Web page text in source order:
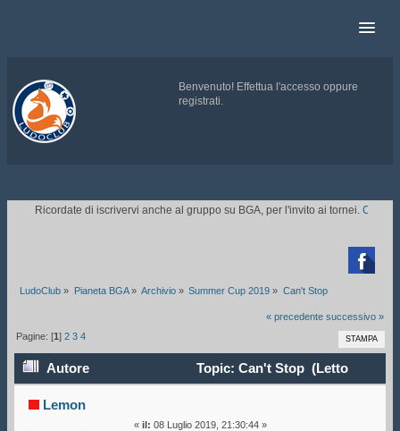
Benvenuto! Effettua l'accesso oppure
registrati.
.
Ricordate di iscrivervi anche al gruppo su BGA, per l'invito ai tornei.CLICCATE

LudoClub » Pianeta BGA» Archivio» Summer Cup 2019 » Can't Stop
« precedente successivo »
STAMPA
Pagine: [1]2 3 4
Autore
Topic: Can't Stop (Letto
213438 volte)
Lemon
« il: 08 Luglio 2019, 21:30:44 »